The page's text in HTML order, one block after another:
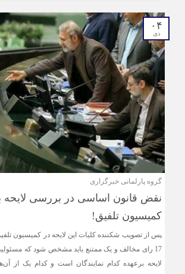
۰۴
دی
گروه پارلمانی خبرگزاری
نقض قانون اساسی در بررسی لایحه
کمیسیون تلفیق!
17 رای مخالف و یک ممتنع باید مشخص شود که
لایحه برعهده کدام نمایندگان است و کدام یک از